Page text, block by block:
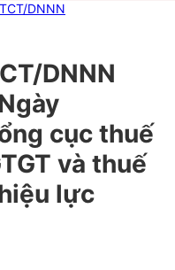
DNNN
DNNN
cục thuế
và thuế
lực